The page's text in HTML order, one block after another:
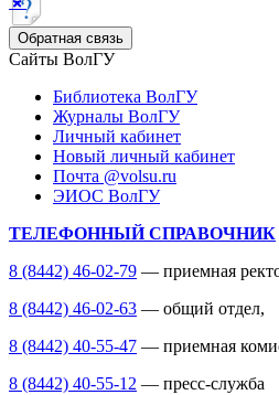
Обратная связь
Сайты ВолГУ
Библиотека ВолГУ
Журналы ВолГУ
Личный кабинет
Новый личный кабинет
Почта @volsu.ru
ЭИОС ВолГУ
ТЕЛЕФОННЫЙ СПРАВОЧНИК
8 (8442) 46-02-79 — приемная
8 (8442) 46-02-63 — общий отдел,
8 (8442) 40-55-47 — приемная
8 (8442) 40-55-12 — пресс-служба